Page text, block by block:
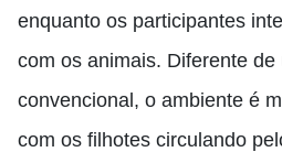
enquanto os participantes
com os animais. Diferente de
convencional, o ambiente é
com os filhotes circulando